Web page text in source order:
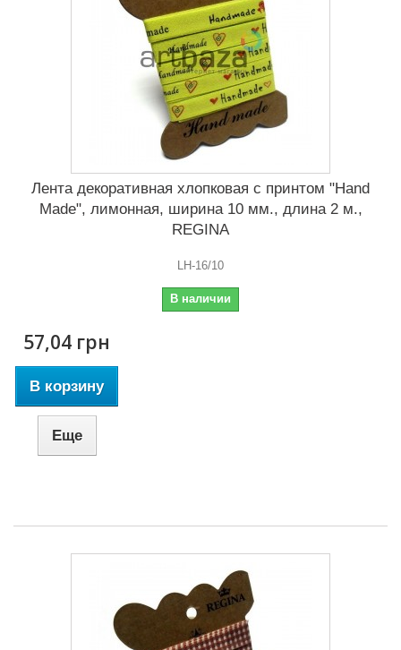
Лента декоративная хлопковая с принтом "Hand
Made", лимонная, ширина 10 мм., длина 2 м.,
REGINA
LH-16/10
В наличии
57,04 грн
В корзину
Еще